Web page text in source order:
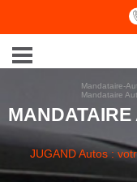
Mandataire-
Mandataire
JUGAND Autos :